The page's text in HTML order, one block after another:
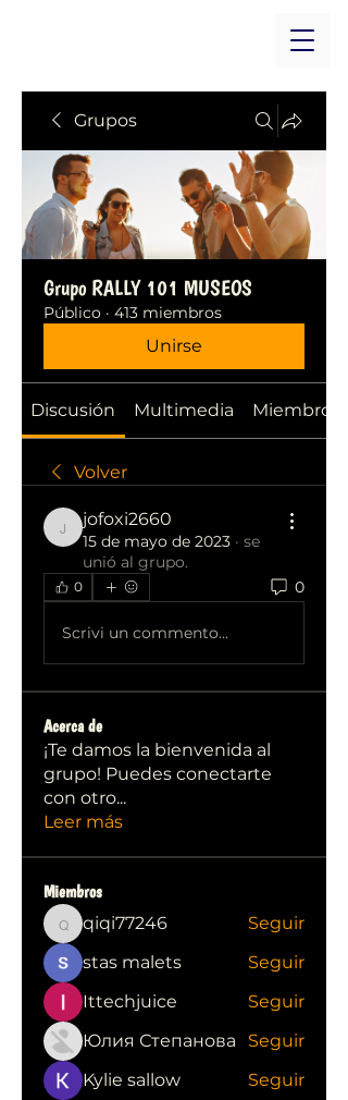
Grupos
Grupo RALLY 101 MUSEOS
Público · 413 miembros
Unirse
Discusión Multimedia Miembros
Volver
jofoxi2660
jofoxi2660
15 de mayo de 2023 · se
unió al grupo.
0 0
Scrivi un commento...
Acerca de
¡Te damos la bienvenida al
grupo! Puedes conectarte
con otro...
Leer más
Miembros
qiqi77246
qiqi77246
Seguir
stas malets
Seguir
Ittechjuice
Seguir
Юлия Степанова
Seguir
Kylie sallow
Seguir